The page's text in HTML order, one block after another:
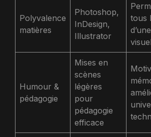
Polyvalence
matières
Photoshop,
InDesign,
Illustrator
tous
Humour &
pédagogie
Mises en
scènes
légères
pour
pédagogie
efficace